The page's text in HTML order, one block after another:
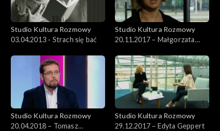
Studio Kultura Rozmowy
03.04.2013 - Strach się bać
Studio Kultura Rozmowy
20.11.2017 – Małgorzata
Studio Kultura Rozmowy
20.04.2018 – Tomasz
Studio Kultura Rozmowy
29.12.2017 – Edyta Geppert